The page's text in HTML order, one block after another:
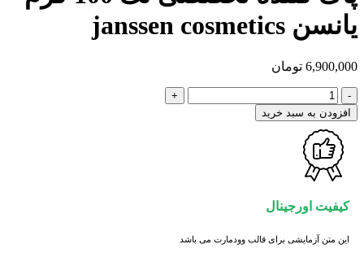
یانسن janssen cosmetics
6,900,000 تومان
پاک
کننده
تخصصی
لک
100
گرم
یانسن
janssen
cosmetics
افزودن به سبد خرید
کیفیت اورجینال
این متن آزمایشی برای قالب وودمارت می باشد